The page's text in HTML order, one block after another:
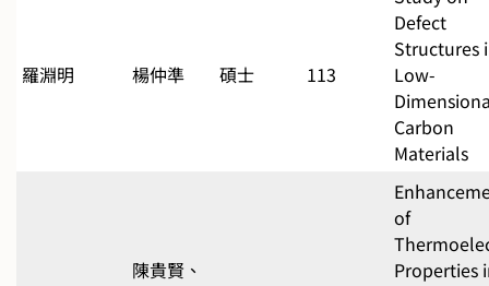
羅淵明 楊仲準 碩士 113
Defect
Structures
Low-
Carbon
Materials
陳貴賢、
of
Properties